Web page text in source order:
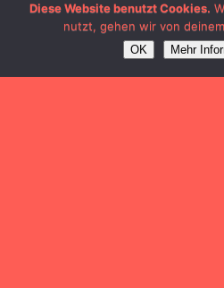
Diese Website benutzt Cookies.
nutzt, gehen wir von
OK Mehr